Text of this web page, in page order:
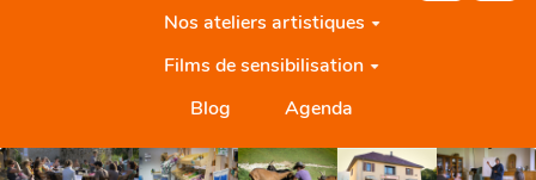
Nos ateliers artistiques
Films de sensibilisation
Blog
Agenda